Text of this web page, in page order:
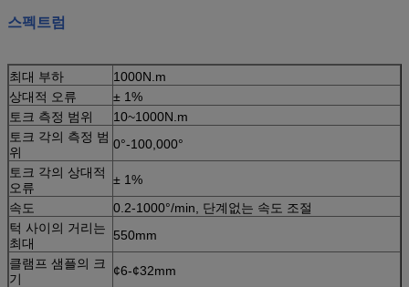
스펙트럼
최대 부하
1000N.m
상대적 오류
± 1%
토크 측정 범위
10~1000N.m
토크 각의 측정 범
위
0°-100,000°
토크 각의 상대적
오류
± 1%
속도
0.2-1000°/min, 단계없는 속도 조절
턱 사이의 거리는
최대
550mm
클램프 샘플의 크
기
¢6-¢32mm